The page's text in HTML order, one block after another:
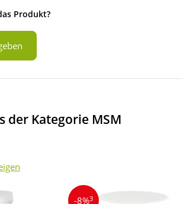
Produkt?
der Kategorie MSM
-8%3